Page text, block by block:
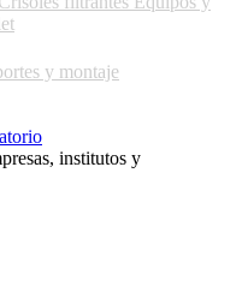
y montaje
institutos y